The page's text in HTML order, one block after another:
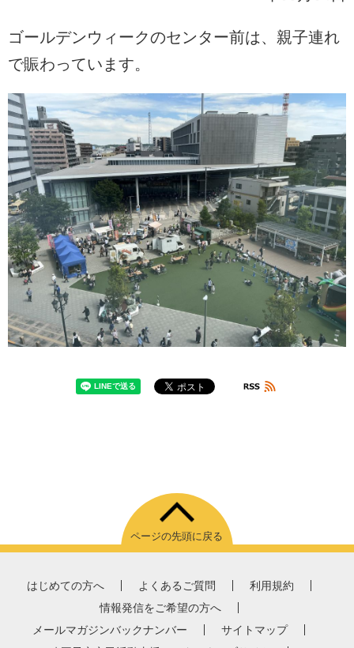
ゴールデンウィークのセンター前は、親子連れ
で賑わっています。
ページの先頭に戻る
はじめての方へ よくあるご質問
利用規約
情報発信をご希望の方へ
メールマガジンバックナンバー
サイトマップ